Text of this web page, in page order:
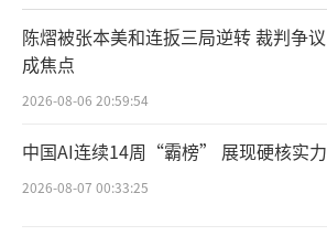
陈熠被张本美和连扳三局逆转 裁判争议
成焦点
2026-08-06 20:59:54
中国AI连续14周“霸榜” 展现硬核实力
2026-08-07 00:33:25